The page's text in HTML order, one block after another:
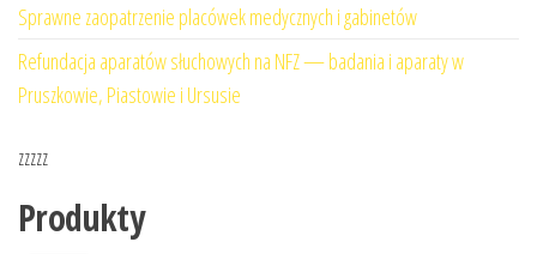
Sprawne zaopatrzenie placówek medycznych i gabinetów
Refundacja aparatów słuchowych na NFZ — badania i aparaty w
Pruszkowie, Piastowie i Ursusie
zzzzz
Produkty